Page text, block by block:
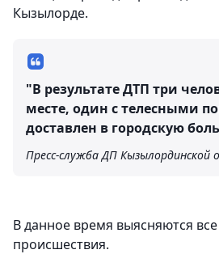
Кызылорде.
"В результате ДТП три
месте, один с телесными
доставлен в городскую
Пресс-служба ДП Кызылординской
В данное время выясняются все
происшествия.